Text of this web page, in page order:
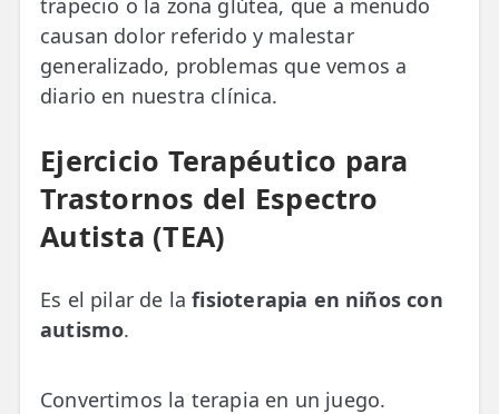
trapecio o la zona glútea, que a menudo
causan dolor referido y malestar
generalizado, problemas que vemos a
diario en nuestra clínica.
Ejercicio Terapéutico para
Trastornos del Espectro
Autista (TEA)
Es el pilar de lafisioterapia en niños con
autismo.
Convertimos la terapia en un juego.